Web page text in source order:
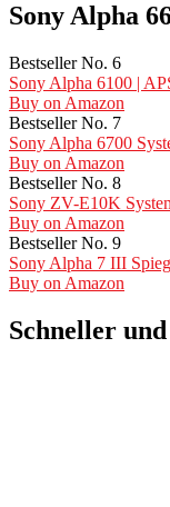
Sony Alpha
Bestseller No. 6
Sony Alpha 6100 |
Buy on Amazon
Bestseller No. 7
Sony Alpha 6700
Buy on Amazon
Bestseller No. 8
Sony ZV-E10K
Buy on Amazon
Bestseller No. 9
Sony Alpha 7 III
Buy on Amazon
Schneller